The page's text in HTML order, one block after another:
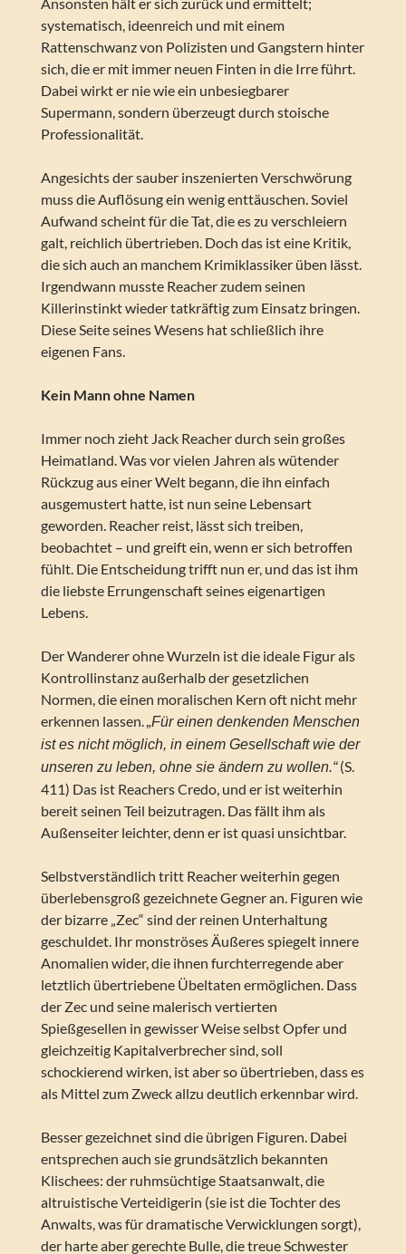
systematisch, ideenreich und mit einem
Rattenschwanz von Polizisten und Gangstern hinter
sich, die er mit immer neuen Finten in die Irre führt.
Dabei wirkt er nie wie ein unbesiegbarer
Supermann, sondern überzeugt durch stoische
Professionalität.
Angesichts der sauber inszenierten Verschwörung
muss die Auflösung ein wenig enttäuschen. Soviel
Aufwand scheint für die Tat, die es zu verschleiern
galt, reichlich übertrieben. Doch das ist eine Kritik,
die sich auch an manchem Krimiklassiker üben lässt.
Irgendwann musste Reacher zudem seinen
Killerinstinkt wieder tatkräftig zum Einsatz bringen.
Diese Seite seines Wesens hat schließlich ihre
eigenen Fans.
Kein Mann ohne Namen
Immer noch zieht Jack Reacher durch sein großes
Heimatland. Was vor vielen Jahren als wütender
Rückzug aus einer Welt begann, die ihn einfach
ausgemustert hatte, ist nun seine Lebensart
geworden. Reacher reist, lässt sich treiben,
beobachtet – und greift ein, wenn er sich betroffen
fühlt. Die Entscheidung trifft nun er, und das ist ihm
die liebste Errungenschaft seines eigenartigen
Lebens.
Der Wanderer ohne Wurzeln ist die ideale Figur als
Kontrollinstanz außerhalb der gesetzlichen
Normen, die einen moralischen Kern oft nicht mehr
erkennen lassen.„Für einen denkenden Menschen
ist es nicht möglich, in einem Gesellschaft wie der
unseren zu leben, ohne sie ändern zu wollen.“(S.
411) Das ist Reachers Credo, und er ist weiterhin
bereit seinen Teil beizutragen. Das fällt ihm als
Außenseiter leichter, denn er ist quasi unsichtbar.
Selbstverständlich tritt Reacher weiterhin gegen
überlebensgroß gezeichnete Gegner an. Figuren wie
der bizarre „Zec“ sind der reinen Unterhaltung
geschuldet. Ihr monströses Äußeres spiegelt innere
Anomalien wider, die ihnen furchterregende aber
letztlich übertriebene Übeltaten ermöglichen. Dass
der Zec und seine malerisch vertierten
Spießgesellen in gewisser Weise selbst Opfer und
gleichzeitig Kapitalverbrecher sind, soll
schockierend wirken, ist aber so übertrieben, dass es
als Mittel zum Zweck allzu deutlich erkennbar wird.
Besser gezeichnet sind die übrigen Figuren. Dabei
entsprechen auch sie grundsätzlich bekannten
Klischees: der ruhmsüchtige Staatsanwalt, die
altruistische Verteidigerin (sie ist die Tochter des
Anwalts, was für dramatische Verwicklungen sorgt),
der harte aber gerechte Bulle, die treue Schwester